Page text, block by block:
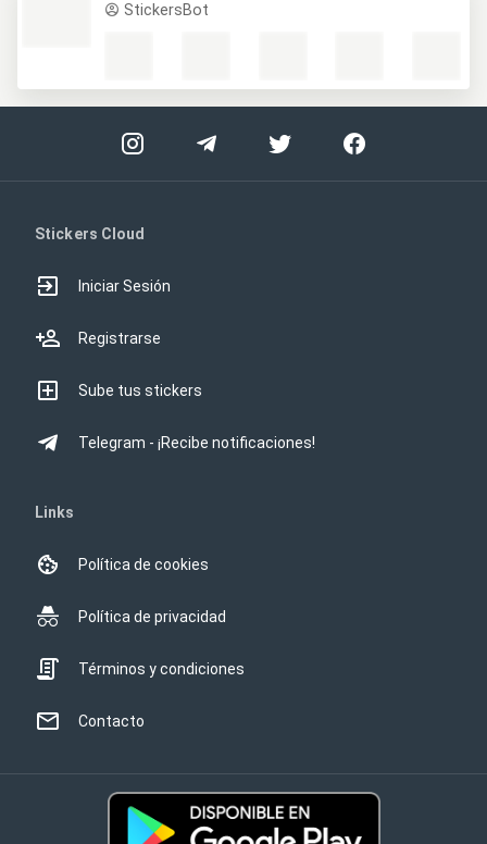
StickersBot
Stickers Cloud
Iniciar Sesión
Registrarse
Sube tus stickers
Telegram - ¡Recibe notificaciones!
Links
Política de cookies
Política de privacidad
Términos y condiciones
Contacto